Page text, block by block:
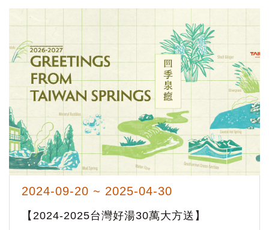
2024-09-20 ~ 2025-04-30
【2024-2025台灣好湯30萬大方送】